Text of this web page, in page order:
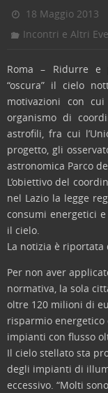
18 Maggio 2013
Incontri e Altri
Roma – Ridurre e
“oscura” il cielo
motivazioni con
organismo di
astrofili, fra cui
progetto, gli
astronomica Parco
L’obiettivo del
nel Lazio la legge
consumi energetici
il cielo.
La notizia è
Per non aver
normativa, la sola
oltre 120 milioni di
risparmio
impianti con flusso
Il cielo stellato sta
degli impianti di
eccessivo. “Molti